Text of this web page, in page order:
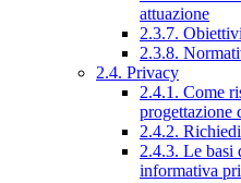
attuazione
2.3.7.
2.3.8.
2.4. Privacy
2.4.1. Come
progettazione
2.4.2.
2.4.3. Le basi
informativa